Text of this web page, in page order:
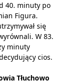
40. minuty po
Figura.
się
W 83.
minuty
cios.
Tłuchowo